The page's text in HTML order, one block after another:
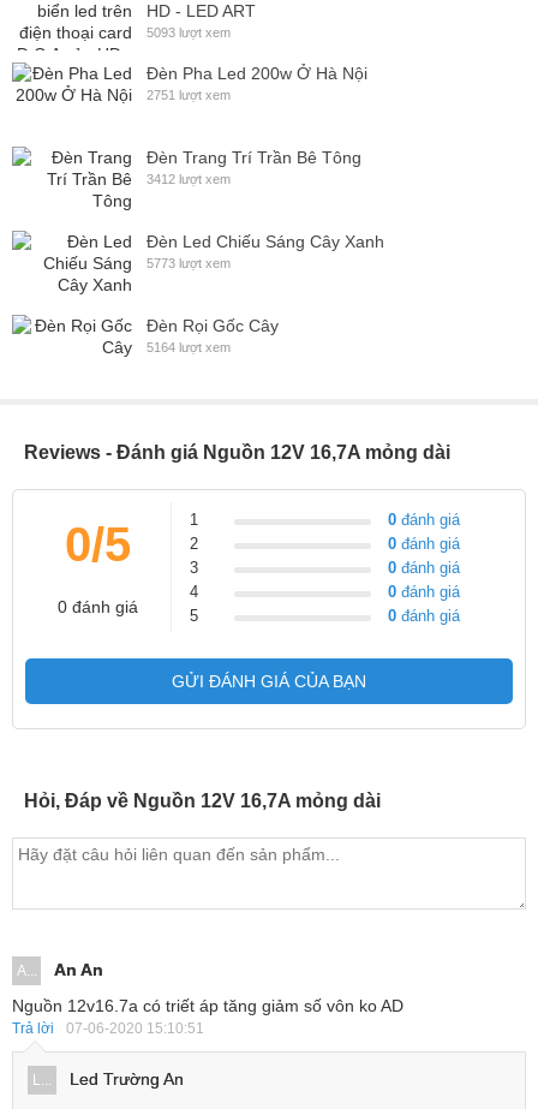
HD - LED ART
5093 lượt xem
Đèn Pha Led 200w Ở Hà Nội
2751 lượt xem
Đèn Trang Trí Trần Bê Tông
3412 lượt xem
Đèn Led Chiếu Sáng Cây Xanh
5773 lượt xem
Đèn Rọi Gốc Cây
5164 lượt xem
Reviews - Đánh giá Nguồn 12V 16,7A mỏng dài
0/5
0 đánh giá
1 0 đánh giá
2
0 đánh giá
3
0 đánh giá
4
0 đánh giá
5
0 đánh giá
GỬI ĐÁNH GIÁ CỦA BẠN
Hỏi, Đáp về Nguồn 12V 16,7A mỏng dài
A...
An An
Nguồn 12v16.7a có triết áp tăng giảm số vôn ko AD
Trả lời 07-06-2020 15:10:51
L... Led Trường An